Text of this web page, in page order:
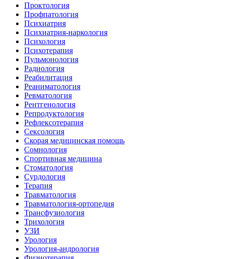
Проктология
Профпатология
Психиатрия
Психиатрия-наркология
Психология
Психотерапия
Пульмонология
Радиология
Реабилитация
Реаниматология
Ревматология
Рентгенология
Репродуктология
Рефлексотерапия
Сексология
Скорая медицинская помощь
Сомнология
Спортивная медицина
Стоматология
Сурдология
Терапия
Травматология
Травматология-ортопедия
Трансфузиология
Трихология
УЗИ
Урология
Урология-андрология